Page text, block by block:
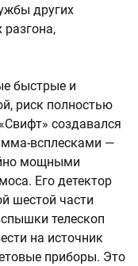
других
разгона,
быстрые и
риск полностью
создавался
всплесками —
мощными
Его детектор
шестой части
телескоп
на источник
приборы. Это